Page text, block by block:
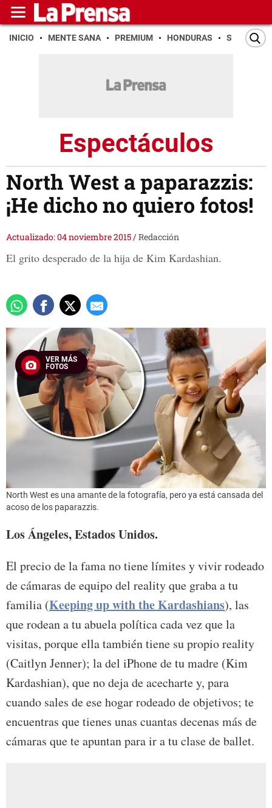
INICIO MENTE SANA PREMIUM HONDURAS SAN PEDRO
Espectáculos
North West a paparazzis:
¡He dicho no quiero fotos!
Actualizado: 04 noviembre 2015/Redacción
El grito desperado de la hija de Kim Kardashian.
VER MÁS
FOTOS
North West es una amante de la fotografía, pero ya está cansada del
acoso de los paparazzis.
Los Ángeles, Estados Unidos.
El precio de la fama no tiene límites y vivir rodeado
de cámaras de equipo del reality que graba a tu
familia (Keeping up with the Kardashians), las
que rodean a tu abuela política cada vez que la
visitas, porque ella también tiene su propio reality
(Caitlyn Jenner); la del iPhone de tu madre (Kim
Kardashian), que no deja de acecharte y, para
cuando sales de ese hogar rodeado de objetivos; te
encuentras que tienes unas cuantas decenas más de
cámaras que te apuntan para ir a tu clase de ballet.